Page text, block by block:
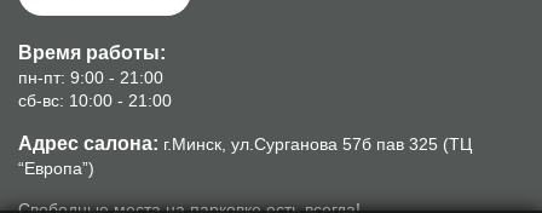
Время работы:
пн-пт: 9:00 - 21:00
сб-вс: 10:00 - 21:00
Адрес салона: г.Минск, ул.Сурганова 57б пав 325 (ТЦ
“Европа”)